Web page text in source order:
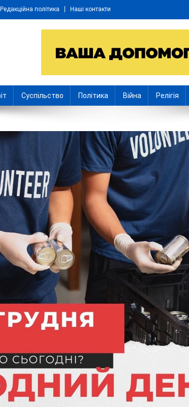
Редакційна політика Наші контакти
Суспільство Політика Війна Релігія